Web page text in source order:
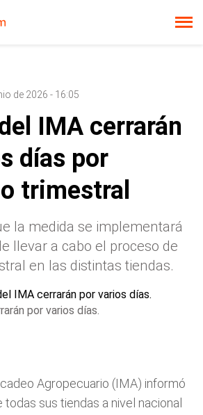
de 2026 - 16:05
IMA cerrarán
días por
trimestral
la medida se implementará
llevar a cabo el proceso de
en las distintas tiendas.
por varios días.
Agropecuario (IMA) informó
todas sus tiendas a nivel nacional